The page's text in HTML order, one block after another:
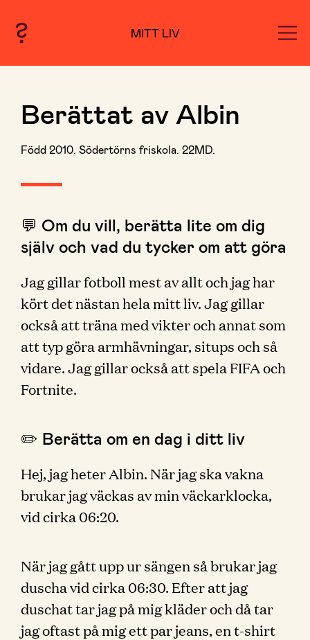
MITT LIV
Berättat av Albin
Född 2010. Södertörns friskola. 22MD.
💬 Om du vill, berätta lite om dig
själv och vad du tycker om att göra
Jag gillar fotboll mest av allt och jag har
kört det nästan hela mitt liv. Jag gillar
också att träna med vikter och annat som
att typ göra armhävningar, situps och så
vidare. Jag gillar också att spela FIFA och
Fortnite.
✏️ Berätta om en dag i ditt liv
Hej, jag heter Albin. När jag ska vakna
brukar jag väckas av min väckarklocka,
vid cirka 06:20.
När jag gått upp ur sängen så brukar jag
duscha vid cirka 06:30. Efter att jag
duschat tar jag på mig kläder och då tar
jag oftast på mig ett par jeans, en t-shirt